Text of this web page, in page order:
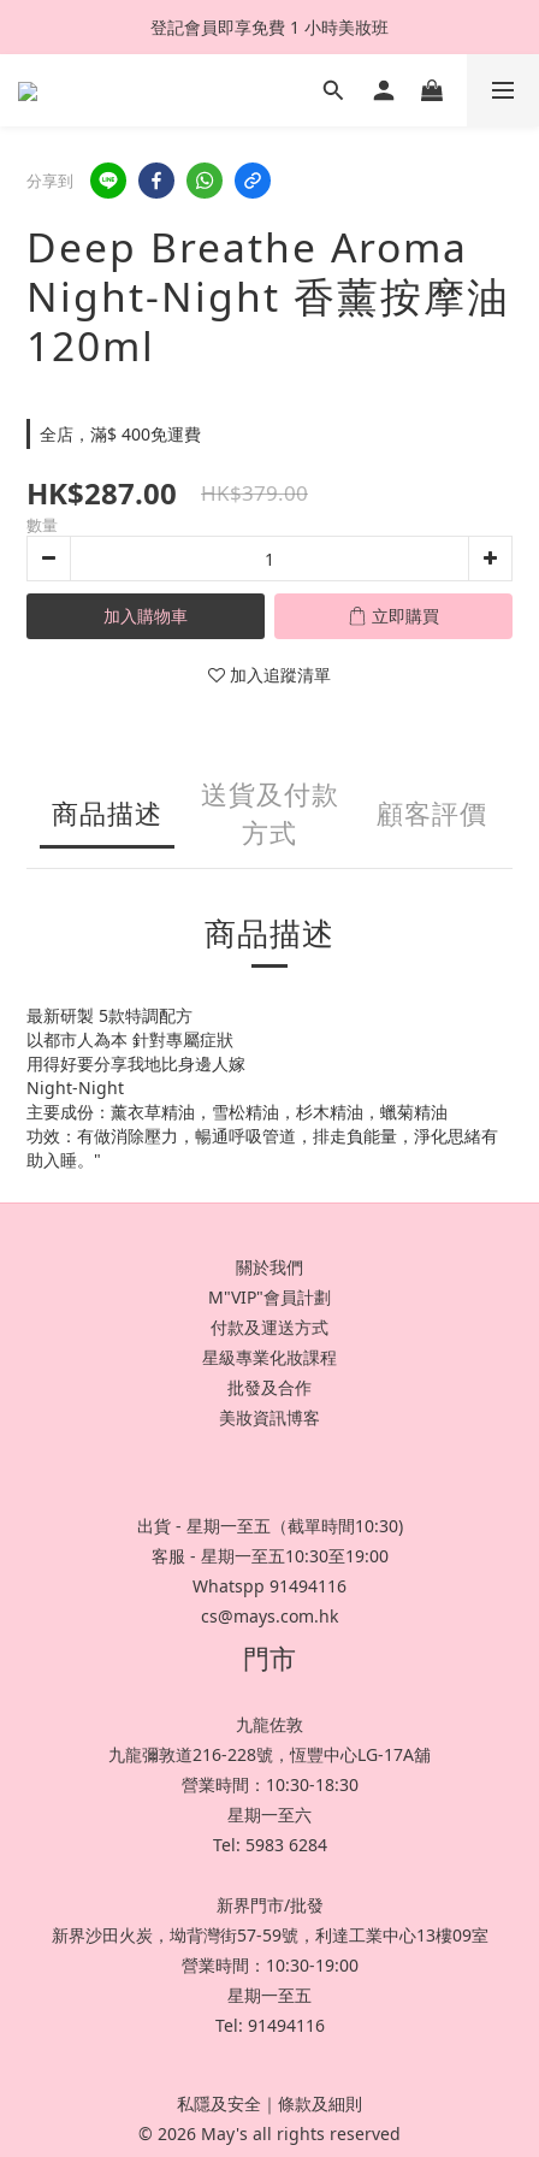
登記會員即享免費 1 小時美妝班
分享到
Deep Breathe Aroma
Night-Night 香薰按摩油
120ml
全店，滿$ 400免運費
HK$287.00 HK$379.00
數量
加入購物車 立即購買
加入追蹤清單
商品描述
送貨及付款
方式
顧客評價
商品描述
最新研製 5款特調配方
以都市人為本 針對專屬症狀
用得好要分享我地比身邊人嫁
Night-Night
主要成份：薰衣草精油，雪松精油，杉木精油，蠟菊精油
功效：有做消除壓力，暢通呼吸管道，排走負能量，淨化思緒有
助入睡。"
關於我們
M"VIP"會員計劃
付款及運送方式
星級專業化妝課程
批發及合作
美妝資訊博客
出貨 - 星期一至五（截單時間10:30)
客服 - 星期一至五10:30至19:00
Whatspp 91494116
cs@mays.com.hk
門市
九龍佐敦
九龍彌敦道216-228號，恆豐中心LG-17A舖
營業時間：10:30-18:30
星期一至六
Tel: 5983 6284
新界門市/批發
新界沙田火炭，坳背灣街57-59號，利達工業中心13樓09室
營業時間：10:30-19:00
星期一至五
Tel: 91494116
私隱及安全 ｜ 條款及細則
© 2026 May's all rights reserved